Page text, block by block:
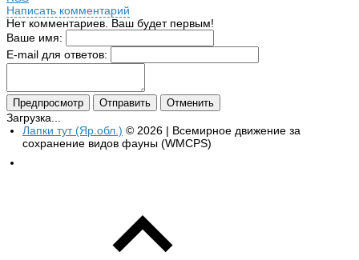
Написать комментарий
Нет комментариев. Ваш будет первым!
Ваше имя:
E-mail для ответов:
Загрузка...
Лапки тут (Яр.обл.) © 2026 | Всемирное движение за
сохранение видов фауны (WMCPS)